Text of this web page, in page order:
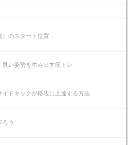
のスタート位置
い姿勢を生み出す筋トレ
ドキックが格段に上達する方法
う